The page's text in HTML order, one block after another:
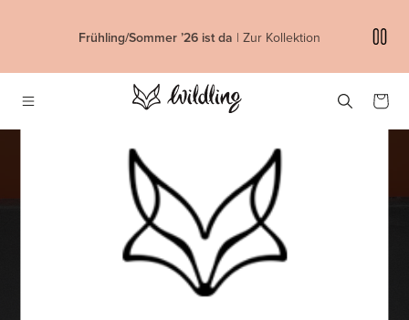
Sommer ’26 ist da| Zur Kollektion